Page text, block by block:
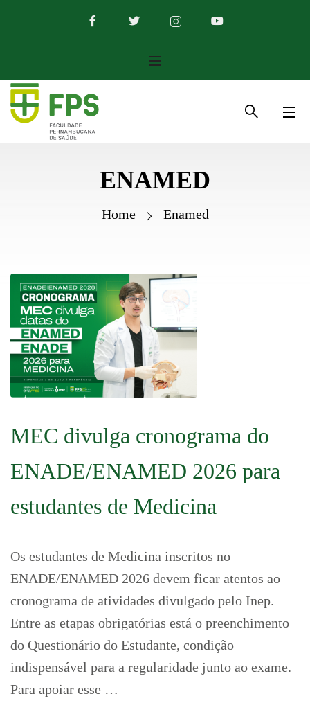
ENAMED
Home Enamed
MEC divulga cronograma do
ENADE/ENAMED 2026 para
estudantes de Medicina
Os estudantes de Medicina inscritos no
ENADE/ENAMED 2026 devem ficar atentos ao
cronograma de atividades divulgado pelo Inep.
Entre as etapas obrigatórias está o preenchimento
do Questionário do Estudante, condição
indispensável para a regularidade junto ao exame.
Para apoiar esse …